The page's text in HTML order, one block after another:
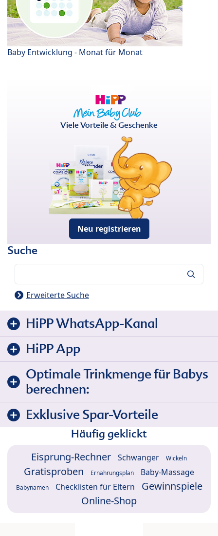
Baby Entwicklung - Monat für Monat
Viele Vorteile & Geschenke
Neu registrieren
Suche
Erweiterte Suche
HiPP WhatsApp-Kanal
HiPP App
Optimale Trinkmenge für Babys
berechnen:
Exklusive Spar-Vorteile
Häufig geklickt
Eisprung-Rechner Schwanger Wickeln
Gratisproben Ernährungsplan Baby-Massage
Babynamen Checklisten für Eltern
Gewinnspiele
Online-Shop